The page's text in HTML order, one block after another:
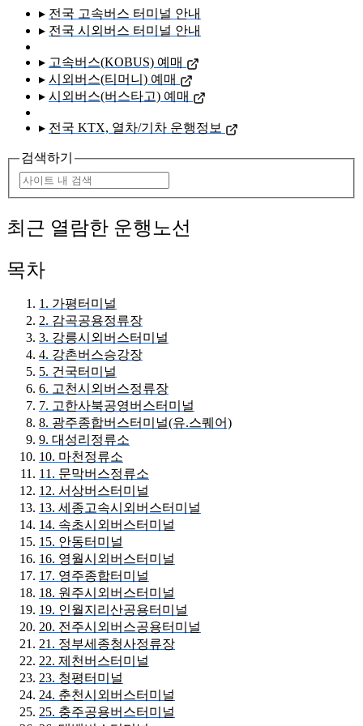
▸ 전국 고속버스 터미널 안내
▸ 전국 시외버스 터미널 안내
▸ 고속버스(KOBUS) 예매
▸ 시외버스(티머니) 예매
▸ 시외버스(버스타고) 예매
▸ 전국 KTX, 열차/기차 운행정보
검색하기
최근 열람한 운행노선
목차
1. 가평터미널
2. 감곡공용정류장
3. 강릉시외버스터미널
4. 강촌버스승강장
5. 건국터미널
6. 고천시외버스정류장
7. 고한사북공영버스터미널
8. 광주종합버스터미널(유.스퀘어)
9. 대성리정류소
10. 마천정류소
11. 문막버스정류소
12. 서상버스터미널
13. 세종고속시외버스터미널
14. 속초시외버스터미널
15. 안동터미널
16. 영월시외버스터미널
17. 영주종합터미널
18. 원주시외버스터미널
19. 인월지리산공용터미널
20. 전주시외버스공용터미널
21. 정부세종청사정류장
22. 제천버스터미널
23. 청평터미널
24. 춘천시외버스터미널
25. 충주공용버스터미널